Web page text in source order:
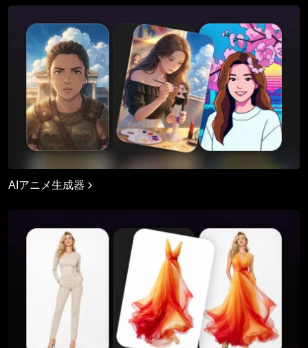
AIアニメ生成器